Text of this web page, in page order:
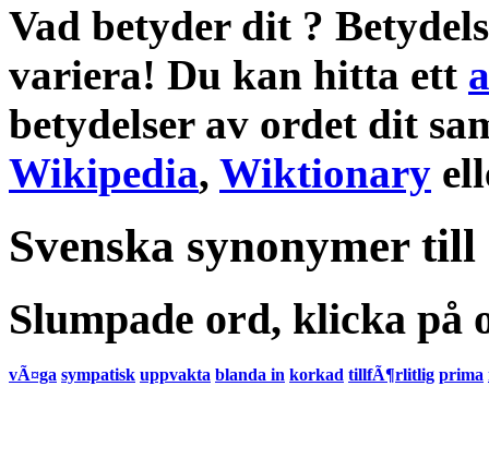
Vad betyder dit ?
variera! Du kan hitta ett
betydelserav ordet dit
Wikipedia, Wiktionary
Svenska synonymer
Slumpade ord, klicka på
vÃ¤ga sympatisk uppvakta blanda in korkad tillfÃ¶rlitlig prima